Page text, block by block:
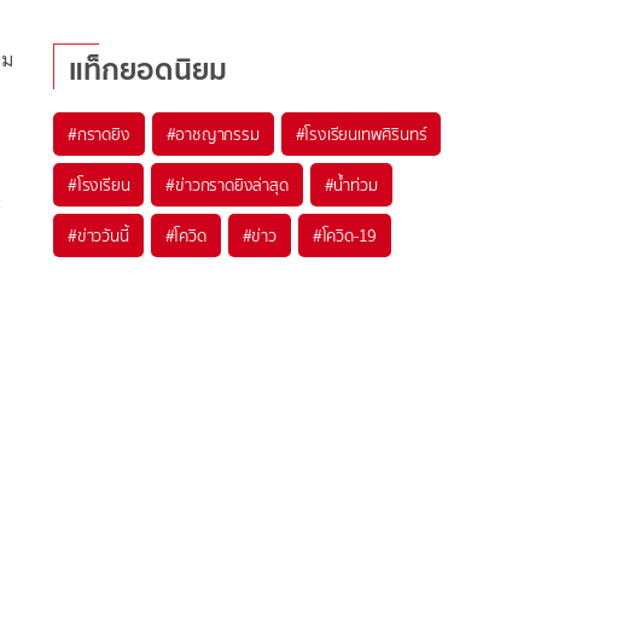
แท็กยอดนิยม
#กราดยิง #อาชญากรรม #โรงเรียนเทพศิรินทร์
#โรงเรียน #ข่าวกราดยิงล่าสุด #น้ำท่วม
#ข่าววันนี้ #โควิด #ข่าว #โควิด-19